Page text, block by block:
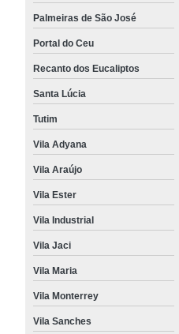
Palmeiras de São José
Portal do Ceu
Recanto dos Eucaliptos
Santa Lúcia
Tutim
Vila Adyana
Vila Araújo
Vila Ester
Vila Industrial
Vila Jaci
Vila Maria
Vila Monterrey
Vila Sanches